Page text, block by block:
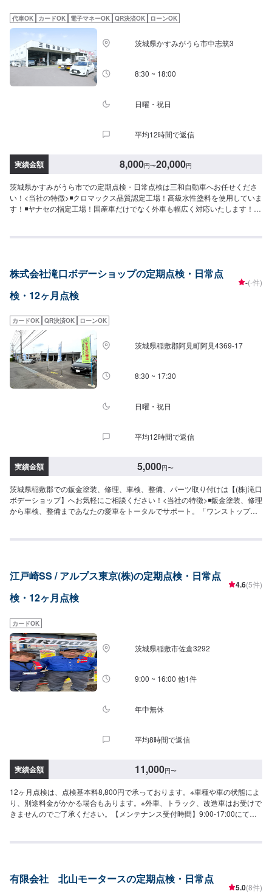
い。-----ご来店時の注意、受付方法-----入庫の際はお気をつけてお越しくださ
い。駐車スペースは事務所前の空いているスペースに駐車してください。受
付はスタッフへ「メンテモで予約しました」とお伝えください。ご案内いた
します。【定休日・営業時間】定休日：日曜日、祝日営業時間：9:00～17:00
代車OK カードOK 電子マネーOK QR決済OK ローンOK
茨城県かすみがうら市中志筑3
8:30 ~ 18:00
日曜・祝日
平均12時間で返信
実績金額 8,000円〜20,000円
茨城県かすみがうら市での定期点検・日常点検は三和自動車へお任せくださ
い！<当社の特徴>◾クロマックス品質認定工場！高級水性塗料を使用していま
す！◾ヤナセの指定工場！国産車だけでなく外車も幅広く対応いたします！◾
★お時間があまり取れない…などのご相談もお気軽にどうぞ！【1】オファー
車となります。(要相談)納期は前後する場合がございます。予めご了承くださ
い。-----代車について-----無料の代車をご用意しています。お車の作業中は代
車をご利用ください。※代車の燃料代はお客様にご負担いただいておりま
い。駐車スペースは事務所前の空いているスペースに駐車してください。受
付はスタッフへ「メンテモで予約しました」とお伝えください。ご案内いた
します。【定休日・営業時間】定休日：日曜日、第2土曜日、祝日営業時間：
8:30~18:00
株式会社滝口ボデーショップの定期点検・日常点
検・12ヶ月点検
-(-件)
カードOK QR決済OK ローンOK
茨城県稲敷郡阿見町阿見4369-17
8:30 ~ 17:30
日曜・祝日
平均12時間で返信
実績金額 5,000円〜
茨城県稲敷郡での鈑金塗装、修理、車検、整備、パーツ取り付けは【(株)滝口
ボデーショップ】へお気軽にご相談ください！<当社の特徴>◾鈑金塗装、修理
から車検、整備まであなたの愛車をトータルでサポート。「ワンストップ」
んでもお問い合わせください。◾プロの熟練の技が納得の仕上がりをお約束。
質への絶対の自信。とにかく安心してお任せください。<ご希望と条件に応じ
たパーソナルメニューを提案！>「技術的なクオリティの提供はもちろん、お
客様目線での最善のメニューと車輌価値をできる限り下げない処理をいかに
のニーズや条件に確実に応えることにこだわります。【1】オファーにてお問
い合わせ【2】お見積り【3】お見積りにご納得いただければ作業開始【4】
仕上がり次第納車-----納期について-----納期は通常1日～2日程度で納車となり
ます。(要相談)納期は前後する場合がございます。予めご了承ください。-----
ご来店時の注意、受付方法-----入庫の際はお気をつけてお越しください。駐車
スペースは事務所前の空いているスペースに駐車してください。受付はスタ
ッフへ「メンテモで予約しました」とお伝えください。ご案内いたします。
江戸崎SS / アルプス東京(株)の定期点検・日常点
検・12ヶ月点検
4.6(5件)
カードOK
茨城県稲敷市佐倉3292
9:00 ~ 16:00 他1件
年中無休
平均8時間で返信
実績金額 11,000円〜
12ヶ月点検は、点検基本料8,800円で承っております。※車種や車の状態によ
り、別途料金がかかる場合もあります。※外車、トラック、改造車はお受けで
きませんのでご了承ください。【メンテナンス受付時間】9:00-17:00にて作
有限会社 北山モータースの定期点検・日常点
5.0(8件)